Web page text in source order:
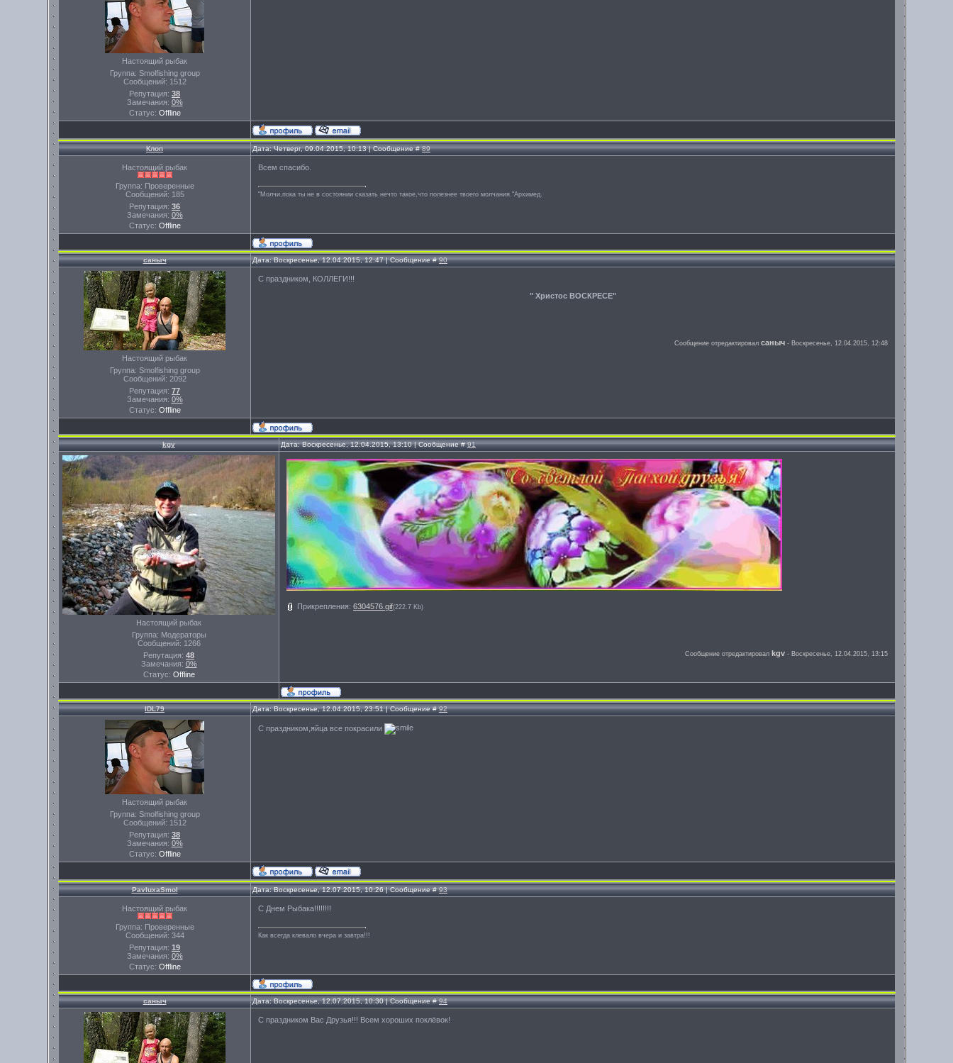
Настоящий рыбак
Группа: Smolfishing group
Сообщений: 1512
Репутация: 38
Замечания: 0%
Статус: Offline
Клоп Дата: Четверг, 09.04.2015, 10:13 | Сообщение #89
Настоящий рыбак
Группа: Проверенные
Сообщений: 185
Репутация: 36
Замечания: 0%
Статус: Offline
Всем спасибо.
"Молчи,пока ты не в состоянии сказать нечто такое,что полезнее твоего молчания."Архимед.
саныч Дата: Воскресенье, 12.04.2015, 12:47 | Сообщение #90
Настоящий рыбак
Группа: Smolfishing group
Сообщений: 2092
Репутация: 77
Замечания: 0%
Статус: Offline
С праздником, КОЛЛЕГИ!!!
" Христос ВОСКРЕСЕ"
Сообщение отредактировал саныч - Воскресенье, 12.04.2015, 12:48
kgv Дата: Воскресенье, 12.04.2015, 13:10 | Сообщение #91
Настоящий рыбак
Группа: Модераторы
Сообщений: 1266
Репутация: 48
Замечания: 0%
Статус: Offline
Прикрепления: 6304576.gif(222.7 Kb)
Сообщение отредактировал kgv - Воскресенье, 12.04.2015, 13:15
IDL79 Дата: Воскресенье, 12.04.2015, 23:51 | Сообщение #92
Настоящий рыбак
Группа: Smolfishing group
Сообщений: 1512
Репутация: 38
Замечания: 0%
Статус: Offline
С праздником,яйца все покрасили
PavluxaSmol Дата: Воскресенье, 12.07.2015, 10:26 | Сообщение #93
Настоящий рыбак
Группа: Проверенные
Сообщений: 344
Репутация: 19
Замечания: 0%
Статус: Offline
С Днем Рыбака!!!!!!!!
Как всегда клевало вчера и завтра!!!
саныч Дата: Воскресенье, 12.07.2015, 10:30 | Сообщение #94
С праздником Вас Друзья!!! Всем хороших поклёвок!